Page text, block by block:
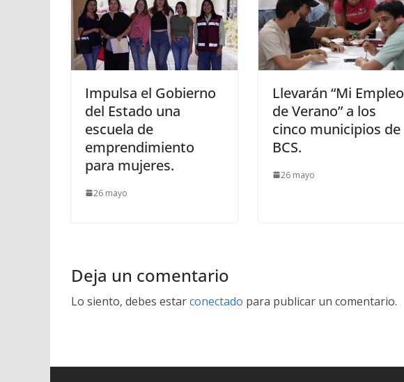
Impulsa el Gobierno
del Estado una
escuela de
emprendimiento
para mujeres.
26 mayo
Llevarán “Mi Empleo
de Verano” a los
cinco municipios de
BCS.
26 mayo
Deja un comentario
Lo siento, debes estarconectado para publicar un comentario.